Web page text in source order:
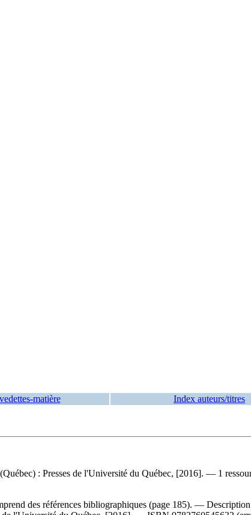
matière Index auteurs/titres
: Presses de l'Université du Québec, [2016]. — 1
des références bibliographiques (page 185). —